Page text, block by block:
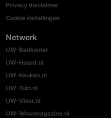
Privacy disclaimer
Cookie instellingen
Netwerk
UW-Badkamer
UW-Haard.nl
UW-Keuken.nl
UW-Tuin.nl
UW-Vloer.nl
UW-Woonmagazine.nl